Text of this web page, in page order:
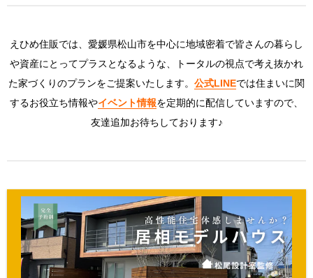
えひめ住販では、愛媛県松山市を中心に地域密着で皆さんの暮らし
や資産にとってプラスとなるような、トータルの視点で考え抜かれ
た家づくりのプランをご提案いたします。 公式LINEでは住まいに関
するお役立ち情報やイベント情報を定期的に配信していますので、
友達追加お待ちしております♪